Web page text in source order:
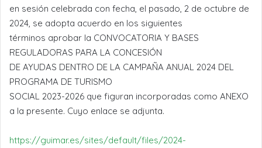
en sesión celebrada con fecha, el pasado, 2 de octubre de
2024, se adopta acuerdo en los siguientes
términos aprobar la CONVOCATORIA Y BASES
REGULADORAS PARA LA CONCESIÓN
DE AYUDAS DENTRO DE LA CAMPAÑA ANUAL 2024 DEL
PROGRAMA DE TURISMO
SOCIAL 2023-2026 que figuran incorporadas como ANEXO
a la presente. Cuyo enlace se adjunta.
https://guimar.es/sites/default/files/2024-